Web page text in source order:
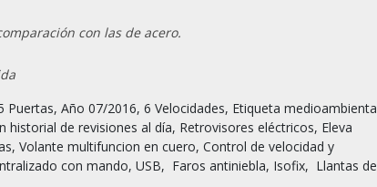
con las de acero.
de revisiones al día, Retrovisores eléctricos, Eleva
Volante multifuncion en cuero, Control de velocidad y
con mando, USB,  Faros antiniebla, Isofix,  Llantas de